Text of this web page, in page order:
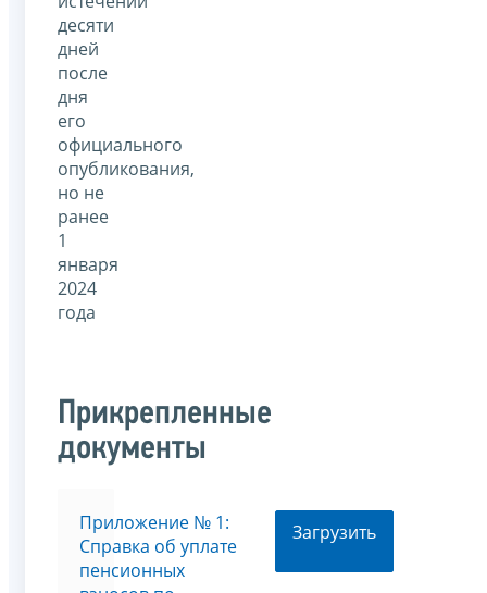
десяти
дней
после
дня
его
официального
опубликования,
но не
ранее
1
января
2024
года
Прикрепленные
документы
Приложение № 1:
Справка об уплате
пенсионных
Загрузить